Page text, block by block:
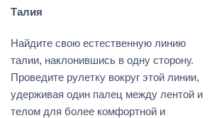
Талия
Найдите свою естественную линию
талии, наклонившись в одну сторону.
Проведите рулетку вокруг этой линии,
удерживая один палец между лентой и
телом для более комфортной и